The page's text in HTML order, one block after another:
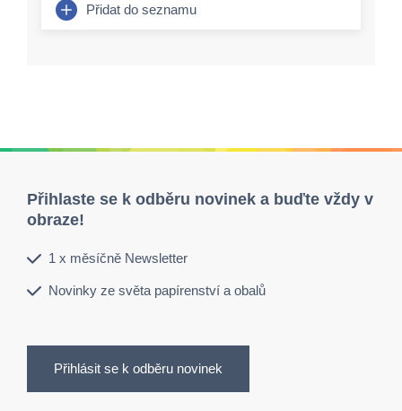
Přidat do seznamu
Přihlaste se k odběru novinek a buďte vždy v
obraze!
1 x měsíčně Newsletter
Novinky ze světa papírenství a obalů
Přihlásit se k odběru novinek